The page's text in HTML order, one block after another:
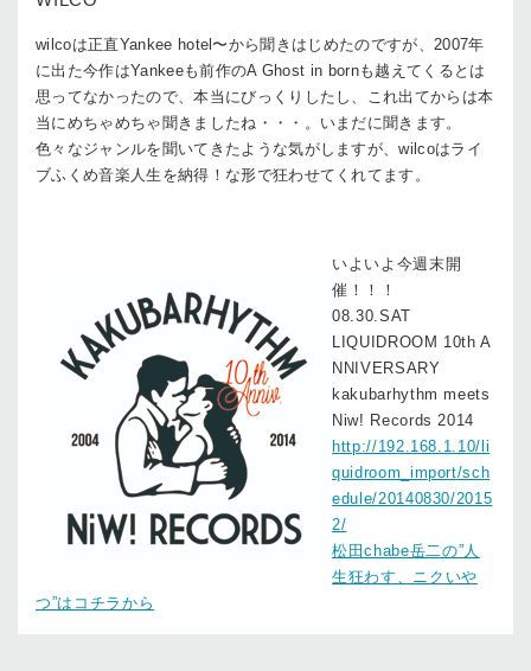
wilcoは正直Yankee hotel〜から聞きはじめたのですが、2007年
に出た今作はYankeeも前作のA Ghost in bornも越えてくるとは
思ってなかったので、本当にびっくりしたし、これ出てからは本
当にめちゃめちゃ聞きましたね・・・。いまだに聞きます。
色々なジャンルを聞いてきたような気がしますが、wilcoはライ
ブふくめ音楽人生を納得！な形で狂わせてくれてます。
いよいよ今週末開
催！！！
08.30.SAT
LIQUIDROOM 10th A
NNIVERSARY
kakubarhythm meets
Niw! Records 2014
http://192.168.1.10/li
quidroom_import/sch
edule/20140830/2015
2/
松田chabe岳二の”人
生狂わす、ニクいや
つ”はコチラから